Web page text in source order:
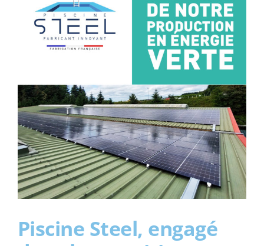
Piscine Steel, engagé